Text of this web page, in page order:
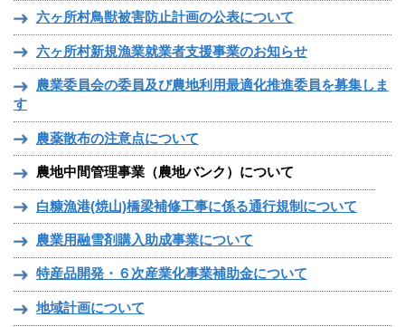
六ヶ所村鳥獣被害防止計画の公表について
六ヶ所村新規漁業就業者支援事業のお知らせ
農業委員会の委員及び農地利用最適化推進委員を募集しま
す
農薬散布の注意点について
農地中間管理事業（農地バンク）について
白糠漁港(焼山)橋梁補修工事に係る通行規制について
農業用融雪剤購入助成事業について
特産品開発・６次産業化事業補助金について
地域計画について